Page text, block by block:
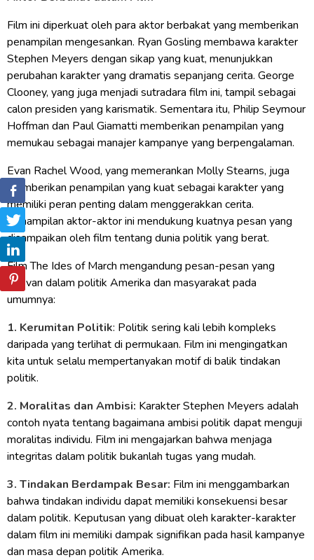
Film ini diperkuat oleh para aktor berbakat yang memberikan
penampilan mengesankan. Ryan Gosling membawa karakter
Stephen Meyers dengan sikap yang kuat, menunjukkan
perubahan karakter yang dramatis sepanjang cerita. George
Clooney, yang juga menjadi sutradara film ini, tampil sebagai
calon presiden yang karismatik. Sementara itu, Philip Seymour
Hoffman dan Paul Giamatti memberikan penampilan yang
memukau sebagai manajer kampanye yang berpengalaman.
Evan Rachel Wood, yang memerankan Molly Stearns, juga
memberikan penampilan yang kuat sebagai karakter yang
memiliki peran penting dalam menggerakkan cerita.
Penampilan aktor-aktor ini mendukung kuatnya pesan yang
disampaikan oleh film tentang dunia politik yang berat.
Film The Ides of March mengandung pesan-pesan yang
relevan dalam politik Amerika dan masyarakat pada
umumnya:
1. Kerumitan Politik: Politik sering kali lebih kompleks
daripada yang terlihat di permukaan. Film ini mengingatkan
kita untuk selalu mempertanyakan motif di balik tindakan
politik.
2. Moralitas dan Ambisi: Karakter Stephen Meyers adalah
contoh nyata tentang bagaimana ambisi politik dapat menguji
moralitas individu. Film ini mengajarkan bahwa menjaga
integritas dalam politik bukanlah tugas yang mudah.
3. Tindakan Berdampak Besar: Film ini menggambarkan
bahwa tindakan individu dapat memiliki konsekuensi besar
dalam politik. Keputusan yang dibuat oleh karakter-karakter
dalam film ini memiliki dampak signifikan pada hasil kampanye
dan masa depan politik Amerika.